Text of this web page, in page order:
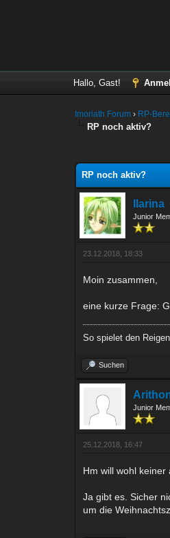
Hallo, Gast!
Imoriath Forum › RP-
RP noch aktiv?
RP noch aktiv?
Ilarina
Junior
23.12.2018, 18:33
Moin zusammen,
eine kurze Frage:
So spielet den
Suchen
Junior
25.12.2018, 16:47
Hm will wohl
Ja gibt es. Sicher
um die